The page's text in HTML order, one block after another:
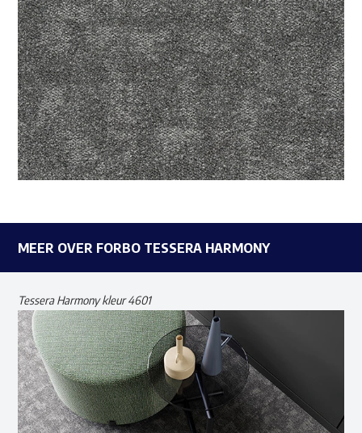
MEER OVER FORBO TESSERA HARMONY
Tessera Harmony kleur 4601